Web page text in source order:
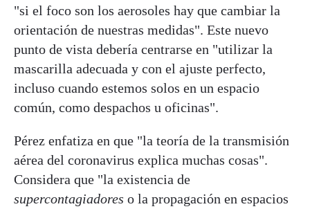
"si el foco son los aerosoles hay que cambiar la
orientación de nuestras medidas". Este nuevo
punto de vista debería centrarse en "utilizar la
mascarilla adecuada y con el ajuste perfecto,
incluso cuando estemos solos en un espacio
común, como despachos u oficinas".
Pérez enfatiza en que "la teoría de la transmisión
aérea del coronavirus explica muchas cosas".
Considera que "la existencia de
supercontagiadores o la propagación en espacios